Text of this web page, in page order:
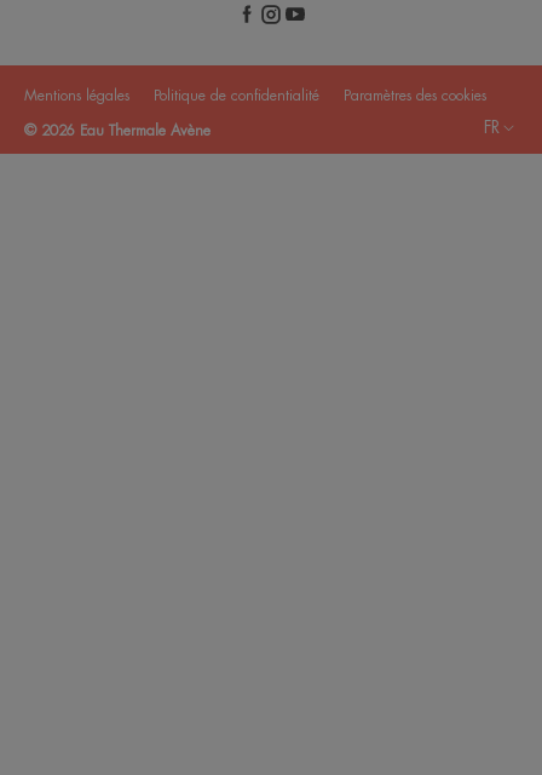
Mentions légales Politique de confidentialité Paramètres des cookies
© 2026 Eau Thermale Avène FR